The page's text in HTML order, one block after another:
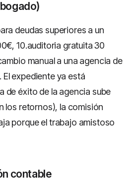
deudas superiores a un
10.auditoria gratuita 30
manual a una agencia de
expediente ya está
de éxito de la agencia sube
los retornos), la comisión
porque el trabajo amistoso
contable